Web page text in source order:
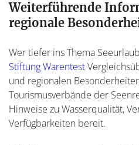
Weiterführende
regionale
Wer tiefer ins Thema
Stiftung Warentest
und regionalen
Tourismusverbände der
Hinweise zu Wasserqualität,
Verfügbarkeiten bereit.